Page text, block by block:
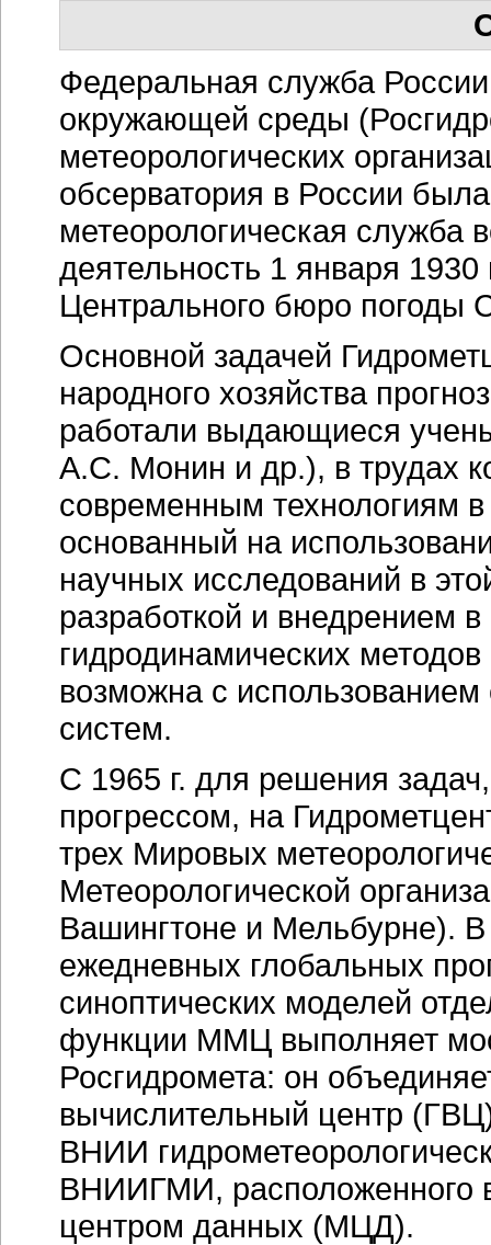
Федеральная служба
окружающей среды
метеорологических
обсерватория в России
метеорологическая служба
деятельность 1 января
Центрального бюро погоды
Основной задачей
народного хозяйства
работали выдающиеся
А.С. Монин и др.), в трудах
современным технологиям
основанный на
научных исследований в
разработкой и внедрением
гидродинамических
возможна с
систем.
С 1965 г. для решения
прогрессом, на
трех Мировых
Метеорологической
Вашингтоне и Мельбурне). В
ежедневных глобальных
синоптических моделей
функции ММЦ выполняет
Росгидромета: он
вычислительный центр
ВНИИ
ВНИИГМИ, расположенного
центром данных (МЦД).